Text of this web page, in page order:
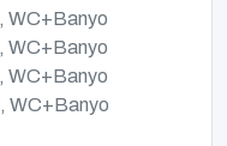
WC+Banyo
WC+Banyo
WC+Banyo
WC+Banyo